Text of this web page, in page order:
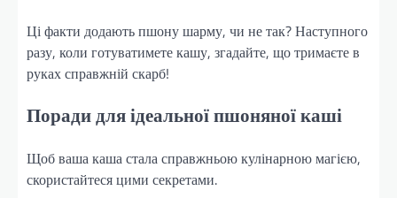
Ці факти додають пшону шарму, чи не так? Наступного
разу, коли готуватимете кашу, згадайте, що тримаєте в
руках справжній скарб!
Поради для ідеальної пшоняної каші
Щоб ваша каша стала справжньою кулінарною магією,
скористайтеся цими секретами.